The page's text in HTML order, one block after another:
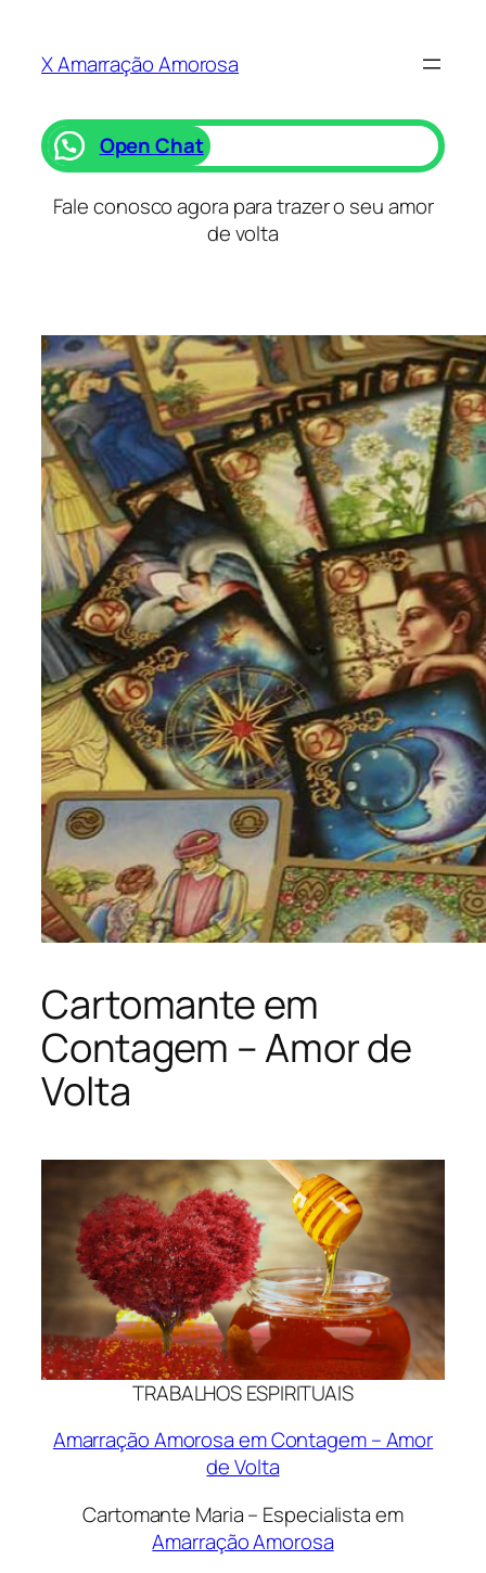
X Amarração Amorosa
Open Chat
Fale conosco agora para trazer o seu amor
de volta
Cartomante em
Contagem – Amor de
Volta
TRABALHOS ESPIRITUAIS
Amarração Amorosa em Contagem – Amor
de Volta
Cartomante Maria – Especialista em
Amarração Amorosa